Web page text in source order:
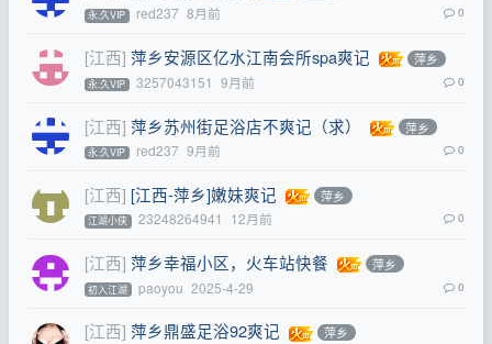
永.久VIP red237 8月前 0
[江西] 萍乡安源区亿水江南会所spa爽记 萍乡
永.久VIP 3257043151 9月前 0
[江西] 萍乡苏州街足浴店不爽记（求） 萍乡
永.久VIP red237 9月前 0
[江西] [江西-萍乡]嫩妹爽记 萍乡
江湖小侠 23248264941 12月前 0
[江西] 萍乡幸福小区，火车站快餐 萍乡
初入江湖 paoyou 2025-4-29 0
[江西] 萍乡鼎盛足浴92爽记 萍乡